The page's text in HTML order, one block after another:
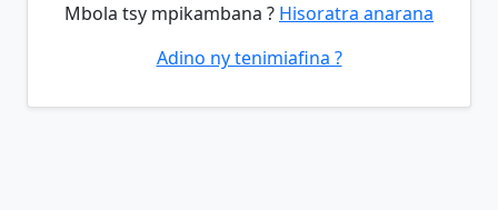
Mbola tsy mpikambana ? Hisoratra anarana
Adino ny tenimiafina ?